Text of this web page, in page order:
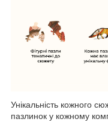
Унікальність кожного
пазлинок у кожному